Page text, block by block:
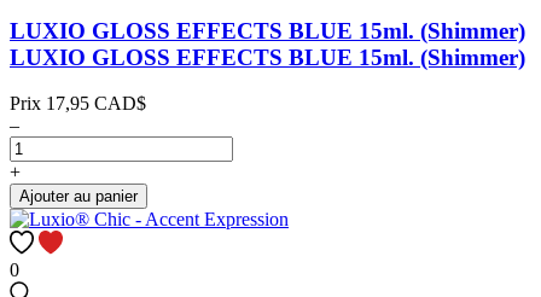
LUXIO GLOSS EFFECTS BLUE 15ml. (Shimmer)
LUXIO GLOSS EFFECTS BLUE 15ml. (Shimmer)
Prix 17,95 CAD$
–
+
Ajouter au panier
0